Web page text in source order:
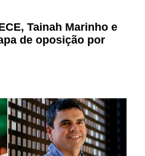
Tainah Marinho e
de oposição por